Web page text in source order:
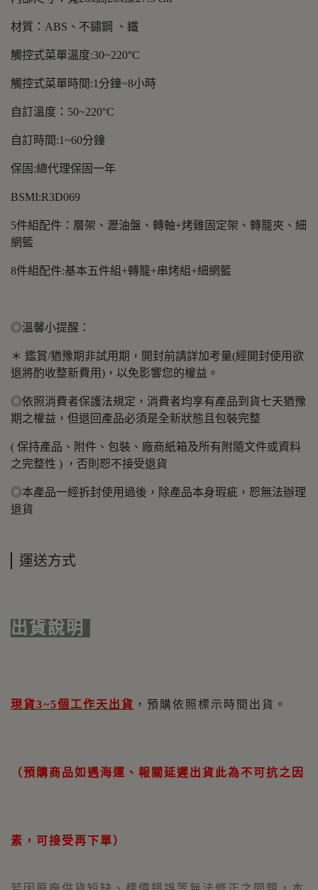
材質：ABS、不鏽鋼 、鐵
觸控式菜單溫度:30~220°C
觸控式菜單時間:1分鐘~8小時
自訂溫度：50~220°C
自訂時間:1~60分鐘
保固:總代理保固一年
BSMI:R3D069
5件組配件：層架、瀝油盤、轉軸+烤雞固定架、轉籠夾、細
網籃
8件組配件:基本五件組+轉籠+串烤組+細網籃
◎溫馨小提醒：
＊ 鑑賞/猶豫期非試用期，開封前請詳加考量(經開封使用欲
退將酌收整新費用)，以免影響您的權益。
◎依照消費者保護法規定，消費者均享有產品到貨七天猶豫
期之權益，但退回產品必須是全新狀態且包裝完整
( 保持產品、附件、包裝、廠商紙箱及所有附隨文件或資料
之完整性 ) ，否則恕不接受退貨
◎本產品一經拆封使用過後，除產品本身瑕疵，恕無法辦理
退貨
運送方式
出貨說明
現貨3~5個工作天出貨 ，預購依照標示時間出貨。
（預購商品如遇海運、報關延遲出貨此為不可抗之因
素，可接受再下單）